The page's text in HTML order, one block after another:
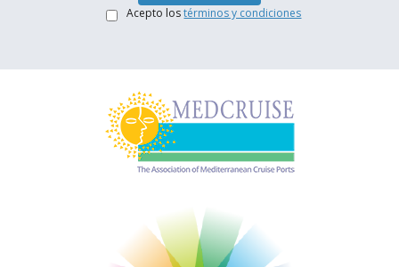
Acepto lostérminos y condiciones